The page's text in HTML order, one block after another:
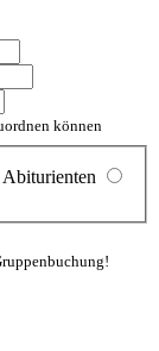
können